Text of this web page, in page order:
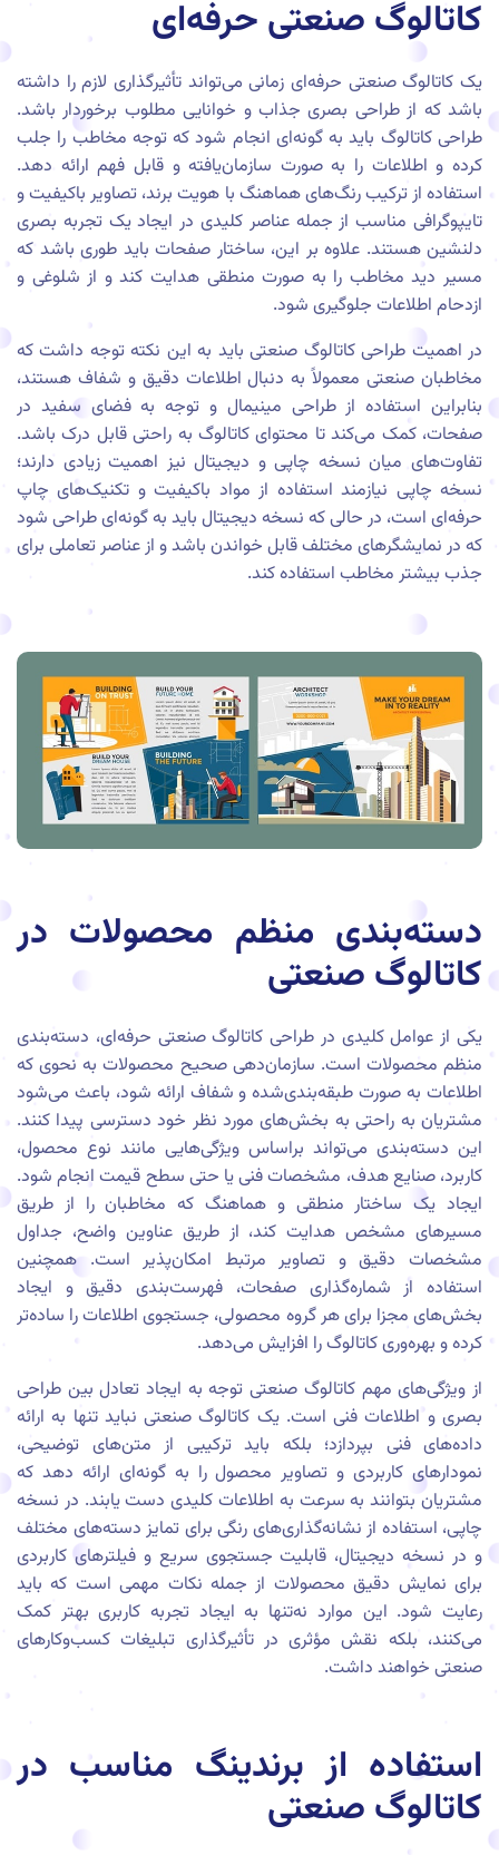
کاتالوگ صنعتی حرفه‌ای
یک کاتالوگ صنعتی حرفه‌ای زمانی می‌تواند تأثیرگذاری لازم را داشته
باشد که از طراحی بصری جذاب و خوانایی مطلوب برخوردار باشد.
طراحی کاتالوگ باید به گونه‌ای انجام شود که توجه مخاطب را جلب
کرده و اطلاعات را به صورت سازمان‌یافته و قابل فهم ارائه دهد.
استفاده از ترکیب رنگ‌های هماهنگ با هویت برند، تصاویر باکیفیت و
تایپوگرافی مناسب از جمله عناصر کلیدی در ایجاد یک تجربه بصری
دلنشین هستند. علاوه بر این، ساختار صفحات باید طوری باشد که
مسیر دید مخاطب را به صورت منطقی هدایت کند و از شلوغی و
ازدحام اطلاعات جلوگیری شود.
در اهمیت طراحی کاتالوگ صنعتی باید به این نکته توجه داشت که
مخاطبان صنعتی معمولاً به دنبال اطلاعات دقیق و شفاف هستند،
بنابراین استفاده از طراحی مینیمال و توجه به فضای سفید در
صفحات، کمک می‌کند تا محتوای کاتالوگ به راحتی قابل درک باشد.
تفاوت‌های میان نسخه چاپی و دیجیتال نیز اهمیت زیادی دارند؛
نسخه چاپی نیازمند استفاده از مواد باکیفیت و تکنیک‌های چاپ
حرفه‌ای است، در حالی که نسخه دیجیتال باید به گونه‌ای طراحی شود
که در نمایشگرهای مختلف قابل خواندن باشد و از عناصر تعاملی برای
جذب بیشتر مخاطب استفاده کند.
دسته‌بندی منظم محصولات در
کاتالوگ صنعتی
یکی از عوامل کلیدی در طراحی کاتالوگ صنعتی حرفه‌ای، دسته‌بندی
منظم محصولات است. سازمان‌دهی صحیح محصولات به نحوی که
اطلاعات به صورت طبقه‌بندی‌شده و شفاف ارائه شود، باعث می‌شود
مشتریان به راحتی به بخش‌های مورد نظر خود دسترسی پیدا کنند.
این دسته‌بندی می‌تواند براساس ویژگی‌هایی مانند نوع محصول،
کاربرد، صنایع هدف، مشخصات فنی یا حتی سطح قیمت انجام شود.
ایجاد یک ساختار منطقی و هماهنگ که مخاطبان را از طریق
مسیرهای مشخص هدایت کند، از طریق عناوین واضح، جداول
مشخصات دقیق و تصاویر مرتبط امکان‌پذیر است. همچنین
استفاده از شماره‌گذاری صفحات، فهرست‌بندی دقیق و ایجاد
بخش‌های مجزا برای هر گروه محصولی، جستجوی اطلاعات را ساده‌تر
کرده و بهره‌وری کاتالوگ را افزایش می‌دهد.
از ویژگی‌های مهم کاتالوگ صنعتی توجه به ایجاد تعادل بین طراحی
بصری و اطلاعات فنی است. یک کاتالوگ صنعتی نباید تنها به ارائه
داده‌های فنی بپردازد؛ بلکه باید ترکیبی از متن‌های توضیحی،
نمودارهای کاربردی و تصاویر محصول را به گونه‌ای ارائه دهد که
مشتریان بتوانند به سرعت به اطلاعات کلیدی دست یابند. در نسخه
چاپی، استفاده از نشانه‌گذاری‌های رنگی برای تمایز دسته‌های مختلف
و در نسخه دیجیتال، قابلیت جستجوی سریع و فیلترهای کاربردی
برای نمایش دقیق محصولات از جمله نکات مهمی است که باید
رعایت شود. این موارد نه‌تنها به ایجاد تجربه کاربری بهتر کمک
می‌کنند، بلکه نقش مؤثری در تأثیرگذاری تبلیغات کسب‌وکارهای
صنعتی خواهند داشت.
استفاده از برندینگ مناسب در
کاتالوگ صنعتی